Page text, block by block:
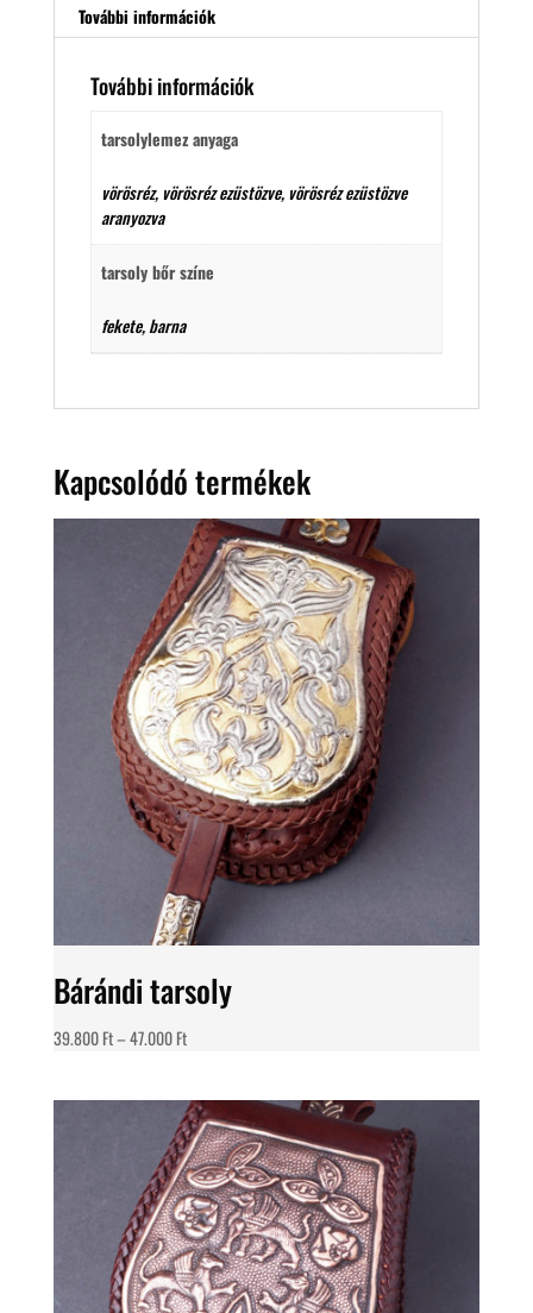
További információk
További információk
tarsolylemez anyaga
vörösréz, vörösréz ezüstözve, vörösréz ezüstözve
aranyozva
tarsoly bőr színe
fekete, barna
Kapcsolódó termékek
Bárándi tarsoly
39.800Ft–47.000FtÁrtartomány:
47.000 Ft